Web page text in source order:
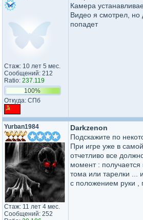
Стаж: 10 лет 5 мес.
Сообщений: 212
Ratio: 237.119
100%
Откуда: СПб
Камера
Видео я смотрел,
попадет
Yurban1984
Стаж: 11 лет 4 мес.
Сообщений: 252
Darkzenon
Подскажите по
При игре уже в
отчетливо все
момент :
тома или тарелки ...
с положением руки ,